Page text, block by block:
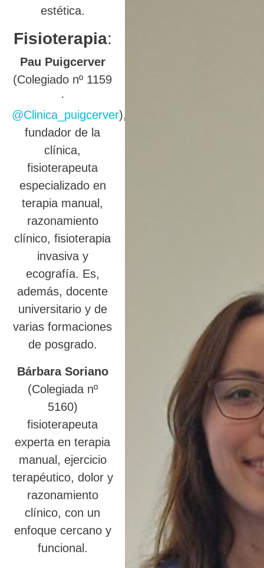
estética.
Fisioterapia:
Pau Puigcerver
(Colegiado nº 1159
·
@Clinica_puigcerver),
fundador de la
clínica,
fisioterapeuta
especializado en
terapia manual,
razonamiento
clínico, fisioterapia
invasiva y
ecografía. Es,
además, docente
universitario y de
varias formaciones
de posgrado.
Bárbara Soriano
(Colegiada nº
5160)
fisioterapeuta
experta en terapia
manual, ejercicio
terapéutico, dolor y
razonamiento
clínico, con un
enfoque cercano y
funcional.